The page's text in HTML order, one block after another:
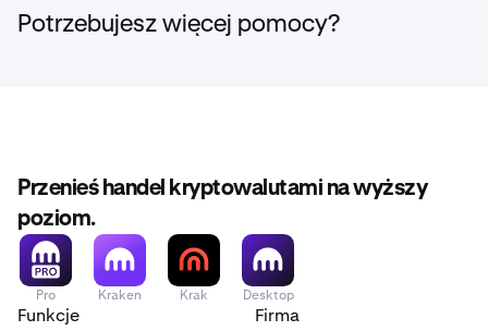
Potrzebujesz więcej pomocy?
Przenieś handel kryptowalutami na wyższy
poziom.
Pro Kraken Krak Desktop
Funkcje Firma